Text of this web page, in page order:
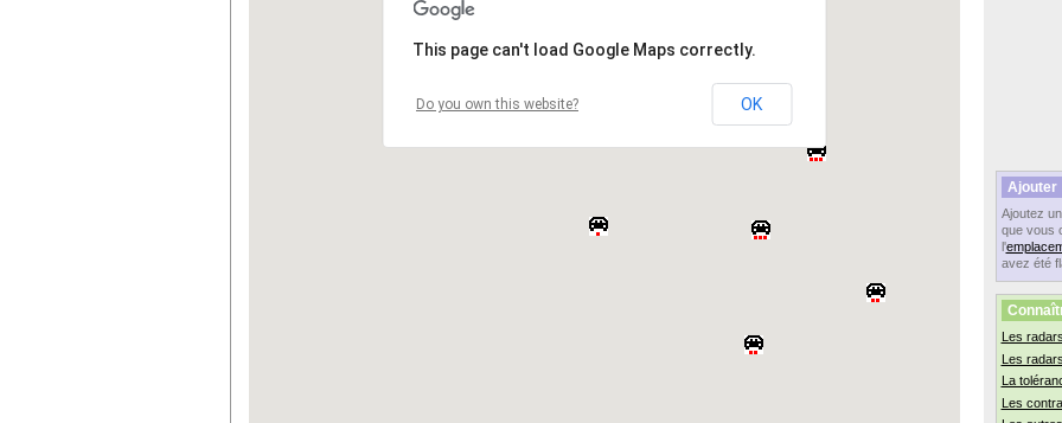
Ajouter
Ajoutez un
que vous
l'
avez été
Les
Les
La
Les
This page can't load Google Maps correctly.
Do you own this website? OK